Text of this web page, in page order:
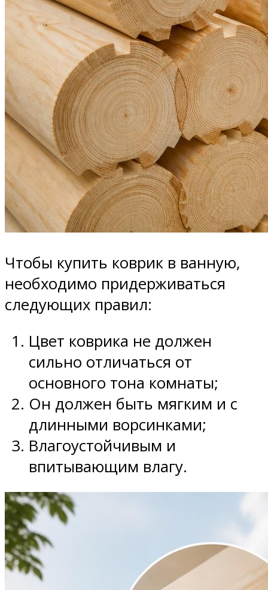
Чтобы купить коврик в ванную,
необходимо придерживаться
следующих правил:
Цвет коврика не должен
сильно отличаться от
основного тона комнаты;
Он должен быть мягким и с
длинными ворсинками;
Влагоустойчивым и
впитывающим влагу.